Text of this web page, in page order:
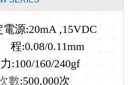
電源:20mA ,15VDC
:0.08/0.11mm
力:100/160/240gf
數:500,000次